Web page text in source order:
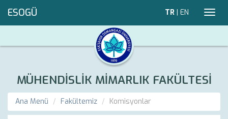
ESOGÜ TR | EN
MÜHENDİSLİK MİMARLIK FAKÜLTESİ
Ana Menü Fakültemiz Komisyonlar